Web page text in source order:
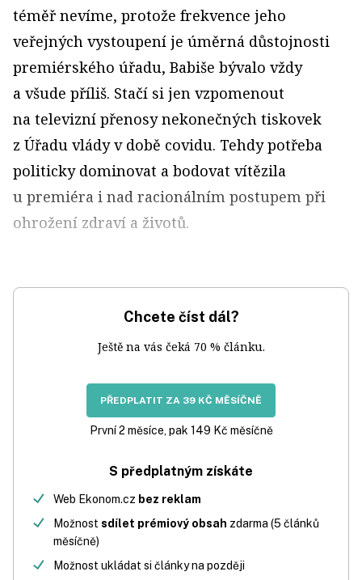
téměř nevíme, protože frekvence jeho
veřejných vystoupení je úměrná důstojnosti
premiérského úřadu, Babiše bývalo vždy
a všude příliš. Stačí si jen vzpomenout
na televizní přenosy nekonečných tiskovek
z Úřadu vlády v době covidu. Tehdy potřeba
politicky dominovat a bodovat vítězila
u premiéra i nad racionálním postupem při
ohrožení zdraví a životů.
Chcete číst dál?
Ještě na vás čeká 70 % článku.
PŘEDPLATIT ZA 39 KČ MĚSÍČNĚ
První 2 měsíce, pak 149 Kč měsíčně
S předplatným získáte
Web Ekonom.cz bez reklam
Možnost sdílet prémiový obsah zdarma (5 článků
měsíčně)
Možnost ukládat si články na později